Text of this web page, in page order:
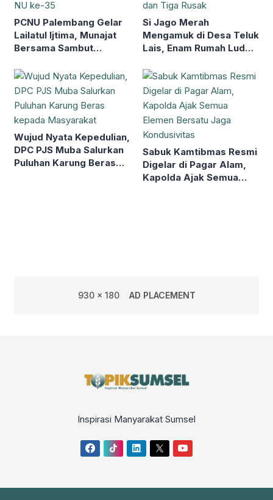
PCNU Palembang Gelar
Lailatul Ijtima, Munajat
Bersama Sambut
Si Jago Merah
Mengamuk di Desa Teluk
Lais, Enam Rumah Ludes
Wujud Nyata Kepedulian,
DPC PJS Muba Salurkan
Puluhan Karung Beras
Sabuk Kamtibmas Resmi
Digelar di Pagar Alam,
Kapolda Ajak Semua
930 x 180 AD PLACEMENT
Inspirasi Manyarakat Sumsel